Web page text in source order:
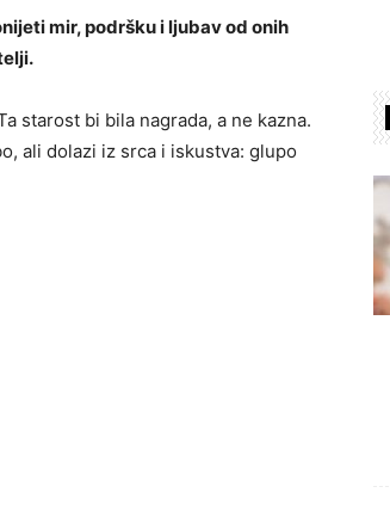
mir, podršku i ljubav od onih
starost bi bila nagrada, a ne kazna.
ali dolazi iz srca i iskustva: glupo